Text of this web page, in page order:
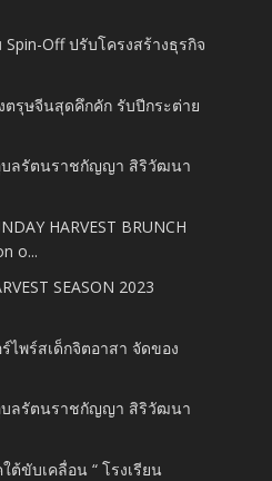
Spin-Off ปรับโครงสร้างธุรกิจ
รุษจีนสุดคึกคัก รับปีกระต่าย
ลรัตนราชกัญญา สิริวัฒนา
HARVEST BRUNCH
o...
SEASON 2023
ไพร์สเด็กจิตอาสา จัดของ
ลรัตนราชกัญญา สิริวัฒนา
ขับเคลื่อน “ โรงเรียน